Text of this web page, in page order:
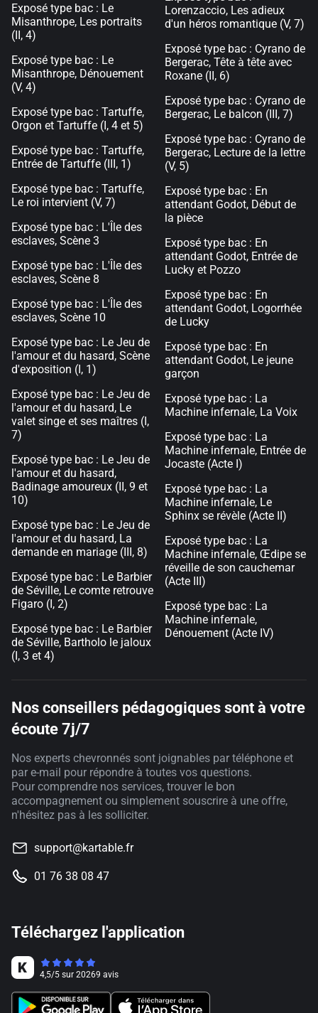
Exposé type bac : Le
Misanthrope, Les portraits
(II, 4)
Exposé type bac : Le
Misanthrope, Dénouement
(V, 4)
Exposé type bac : Tartuffe,
Orgon et Tartuffe (I, 4 et 5)
Exposé type bac : Tartuffe,
Entrée de Tartuffe (III, 1)
Exposé type bac : Tartuffe,
Le roi intervient (V, 7)
Exposé type bac : L'Île des
esclaves, Scène 3
Exposé type bac : L'Île des
esclaves, Scène 8
Exposé type bac : L'Île des
esclaves, Scène 10
Exposé type bac : Le Jeu de
l'amour et du hasard, Scène
d'exposition (I, 1)
Exposé type bac : Le Jeu de
l'amour et du hasard, Le
valet singe et ses maîtres (I,
7)
Exposé type bac : Le Jeu de
l'amour et du hasard,
Badinage amoureux (II, 9 et
10)
Exposé type bac : Le Jeu de
l'amour et du hasard, La
demande en mariage (III, 8)
Exposé type bac : Le Barbier
de Séville, Le comte retrouve
Figaro (I, 2)
Exposé type bac : Le Barbier
de Séville, Bartholo le jaloux
(I, 3 et 4)
Lorenzaccio, Les adieux
d'un héros romantique (V, 7)
Exposé type bac : Cyrano de
Bergerac, Tête à tête avec
Roxane (II, 6)
Exposé type bac : Cyrano de
Bergerac, Le balcon (III, 7)
Exposé type bac : Cyrano de
Bergerac, Lecture de la lettre
(V, 5)
Exposé type bac : En
attendant Godot, Début de
la pièce
Exposé type bac : En
attendant Godot, Entrée de
Lucky et Pozzo
Exposé type bac : En
attendant Godot, Logorrhée
de Lucky
Exposé type bac : En
attendant Godot, Le jeune
garçon
Exposé type bac : La
Machine infernale, La Voix
Exposé type bac : La
Machine infernale, Entrée de
Jocaste (Acte I)
Exposé type bac : La
Machine infernale, Le
Sphinx se révèle (Acte II)
Exposé type bac : La
Machine infernale, Œdipe se
réveille de son cauchemar
(Acte III)
Exposé type bac : La
Machine infernale,
Dénouement (Acte IV)
Nos conseillers pédagogiques sont à votre
écoute 7j/7
Nos experts chevronnés sont joignables par téléphone et
par e-mail pour répondre à toutes vos questions.
Pour comprendre nos services, trouver le bon
accompagnement ou simplement souscrire à une offre,
n'hésitez pas à les solliciter.
support@kartable.fr
01 76 38 08 47
Téléchargez l'application
4,5/5 sur 20269 avis